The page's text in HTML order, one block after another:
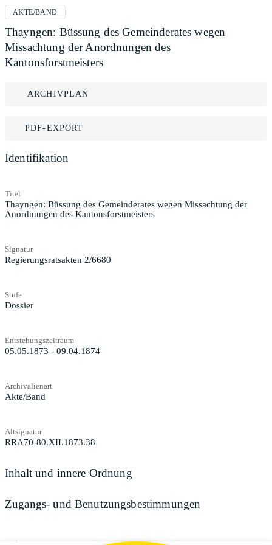
AKTE/BAND
Thayngen: Büssung des Gemeinderates wegen
Missachtung der Anordnungen des
Kantonsforstmeisters
ARCHIVPLAN
PDF-EXPORT
Identifikation
Titel
Thayngen: Büssung des Gemeinderates wegen Missachtung der
Anordnungen des Kantonsforstmeisters
Signatur
Regierungsratsakten 2/6680
Stufe
Dossier
Entstehungszeitraum
05.05.1873 - 09.04.1874
Archivalienart
Akte/Band
Altsignatur
RRA70-80.XII.1873.38
Inhalt und innere Ordnung
Zugangs- und Benutzungsbestimmungen